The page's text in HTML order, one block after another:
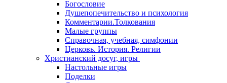
Богословие
Душепопечительство и психология
Комментарии.Толкования
Малые группы
Справочная, учебная, симфонии
Церковь. История. Религии
Христианский досуг, игры
Настольные игры
Поделки